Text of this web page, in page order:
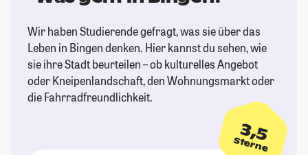
Wir haben Studierende gefragt, was sie über das
Leben in Bingen denken. Hier kannst du sehen, wie
sie ihre Stadt beurteilen – ob kulturelles Angebot
oder Kneipenlandschaft, den Wohnungsmarkt oder
die Fahrradfreundlichkeit.
3,5
Sterne